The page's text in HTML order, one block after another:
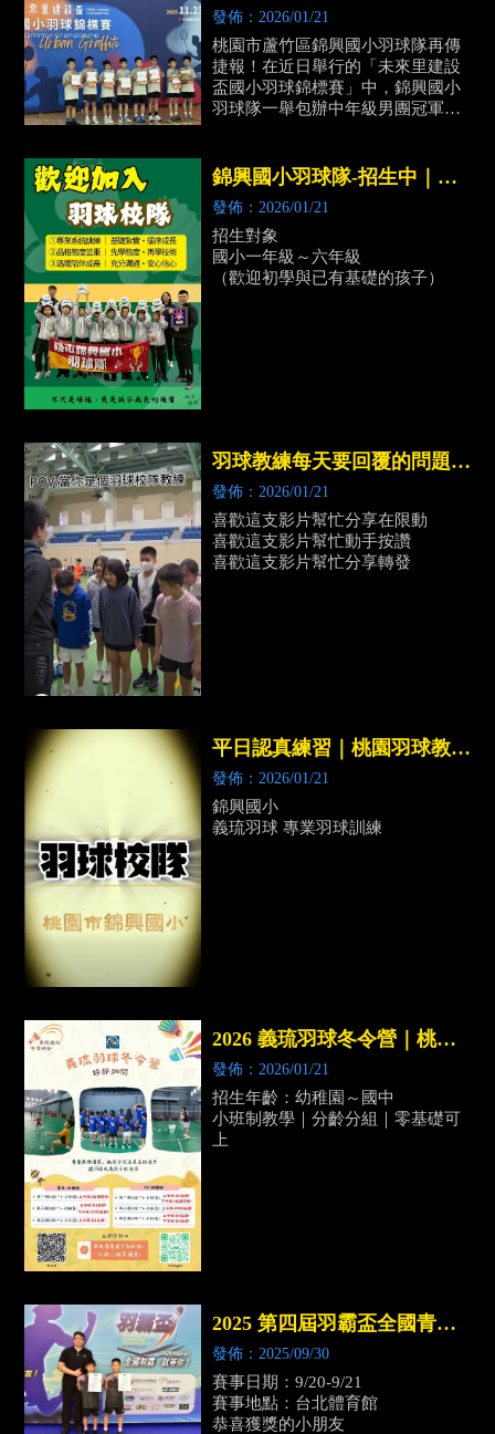
中年級及高年級男團勇奪「未
來里建設盃國小錦標賽」冠軍
發佈：2026/01/21
桃園市蘆竹區錦興國小羽球隊再傳
捷報！在近日舉行的「未來里建設
盃國小羽球錦標賽」中，錦興國小
羽球隊一舉包辦中年級男團冠軍及
錦興國小羽球隊-招生中｜桃
園兒童羽球課程｜中壢兒童羽
球課程
發佈：2026/01/21
招生對象
國小一年級～六年級
（歡迎初學與已有基礎的孩子）
羽球教練每天要回覆的問題｜
桃園羽球課程推薦｜中壢羽球
課程推薦
發佈：2026/01/21
喜歡這支影片幫忙分享在限動
喜歡這支影片幫忙動手按讚
喜歡這支影片幫忙分享轉發
平日認真練習｜桃園羽球教學
｜中壢羽球教學
發佈：2026/01/21
錦興國小
義琉羽球 專業羽球訓練
2026 義琉羽球冬令營｜桃園
羽球課程｜中壢羽球課程
發佈：2026/01/21
招生年齡：幼稚園～國中
小班制教學｜分齡分組｜零基礎可
上
2025 第四屆羽霸盃全國青少
年羽球錦標賽｜桃園羽球教學
｜中壢羽球教學
發佈：2025/09/30
賽事日期：9/20-9/21
賽事地點：台北體育館
恭喜獲獎的小朋友